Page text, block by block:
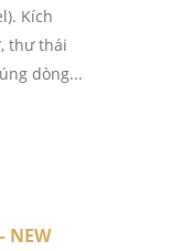
Kích
thư thái
dòng...
NEW